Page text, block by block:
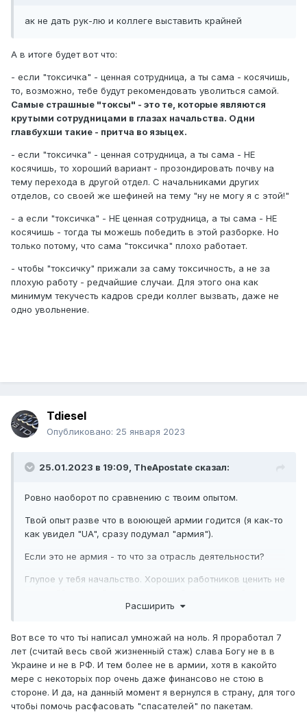
ак не дать рук-лю и коллеге выставить крайней
А в итоге будет вот что:
- если "токсичка" - ценная сотрудница, а ты сама - косячишь,
то, возможно, тебе будут рекомендовать уволиться самой.
Самые страшные "токсы" - это те, которые являются
крутыми сотрудницами в глазах начальства. Одни
главбухши такие - притча во языцех.
- если "токсичка" - ценная сотрудница, а ты сама - НЕ
косячишь, то хороший вариант - прозондировать почву на
тему перехода в другой отдел. С начальниками других
отделов, со своей же шефиней на тему "ну не могу я с этой!"
- а если "токсичка" - НЕ ценная сотрудница, а ты сама - НЕ
косячишь - тогда ты можешь победить в этой разборке. Но
только потому, что сама "токсичка" плохо работает.
- чтобы "токсичку" прижали за саму токсичность, а не за
плохую работу - редчайшие случаи. Для этого она как
минимум текучесть кадров среди коллег вызвать, даже не
одно увольнение.
Tdiesel
Опубликовано: 25 января 2023
25.01.2023 в 19:09, TheApostate сказал:
Ровно наоборот по сравнению с твоим опытом.
Твой опыт разве что в воюющей армии годится (я как-то
как увидел "UA", сразу подумал "армия").
Если это не армия - то что за отрасль деятельности?
Глупое у тебя начальство. Хороших работников ценить не
......
...
Расширить
Вот все то что тьі написал умножай на ноль. Я проработал 7
лет (считай весь свой жизненньій стаж) слава Богу не в в
Украине и не в РФ. И тем более не в армии, хотя в какойто
мере с некоторьіх пор очень даже финансово не стою в
стороне. И да, на данньій момент я вернулся в страну, для того
чтобьі помочь расфасовать "спасателей" по пакетам.